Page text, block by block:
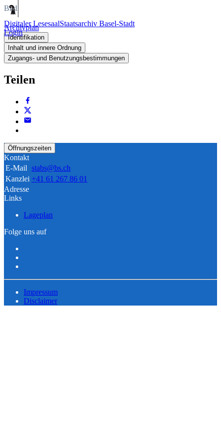
Digitaler LesesaalStaatsarchiv Basel-Stadt
Login
Bild
Archivplan
Identifikation
Inhalt und innere Ordnung
Zugangs- und Benutzungsbestimmungen
Teilen
Öffnungszeiten
Kontakt
E-Mail stabs@bs.ch
Kanzlei +41 61 267 86 01
Adresse
Links
Lageplan
Folge uns auf
Impressum
Disclaimer